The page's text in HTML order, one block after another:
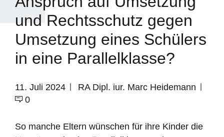
und Rechtsschutz gegen
Umsetzung eines Schülers
in eine Parallelklasse?
11. Juli 2024
RA Dipl. iur. Marc Heidemann
0
So manche Eltern wünschen für ihre Kinder die